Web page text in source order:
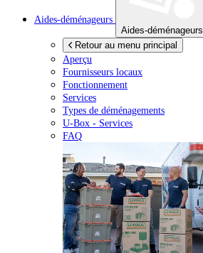
Aides-déménageurs
Aides-déménageurs
Retour au menu principal
Aperçu
Fournisseurs locaux
Fonctionnement
Services
Types de déménagements
U-Box - Services
FAQ